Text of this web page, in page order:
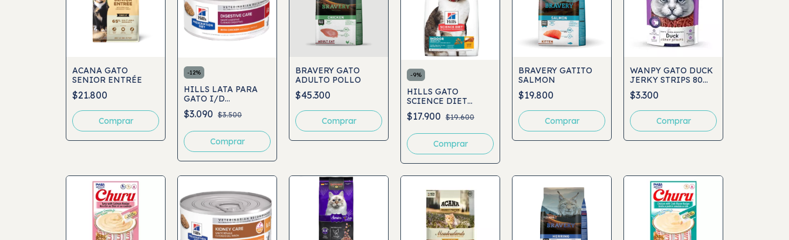
ACANA GATO
SENIOR ENTRÉE
$21.800
Comprar
-12%
HILLS LATA PARA
GATO I/D
DIGESTIVE CARE
156GR
$3.090 $3.500
BRAVERY GATO
ADULTO POLLO
$45.300
Comprar
-9%
HILLS GATO
SCIENCE DIET
INDOOR 11+
$17.900 $19.600
Comprar
BRAVERY GATITO
SALMON
$19.800
Comprar
WANPY GATO DUCK
JERKY STRIPS 80
GRS
$3.300